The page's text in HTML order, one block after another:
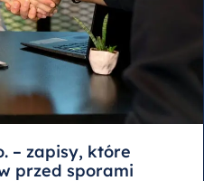
– zapisy, które
przed sporami